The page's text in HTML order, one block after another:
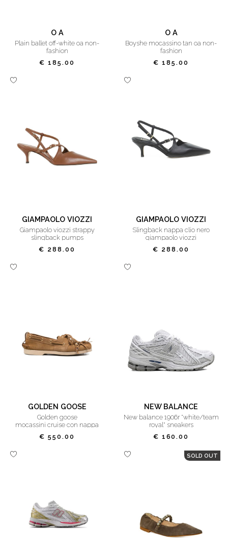
O A
plain ballet off-white oa non-
fashion
€ 185.00
O A
boyshe mocassino tan oa non-
fashion
€ 185.00
GIAMPAOLO VIOZZI
giampaolo viozzi strappy
slingback pumps
€ 288.00
GIAMPAOLO VIOZZI
slingback nappa clio nero
giampaolo viozzi
€ 288.00
GOLDEN GOOSE
golden goose
mocassini cruise con nappa
€ 550.00
NEW BALANCE
new balance 1906r "white/team
royal" sneakers
€ 160.00
SOLD OUT